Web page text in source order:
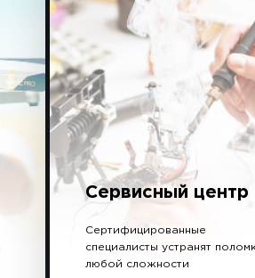
Сервисный центр
Сертифицированные
специалисты устранят
любой сложности